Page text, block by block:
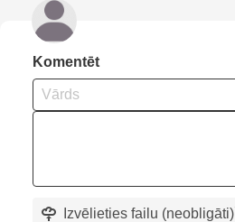
Komentēt
Izvēlieties failu (neobligāti)